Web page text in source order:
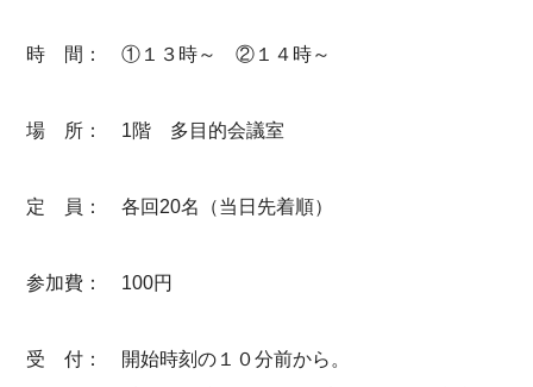
時 間： ①１３時～ ②１４時～
場 所： 1階 多目的会議室
定 員： 各回20名（当日先着順）
参加費： 100円
受 付： 開始時刻の１０分前から。